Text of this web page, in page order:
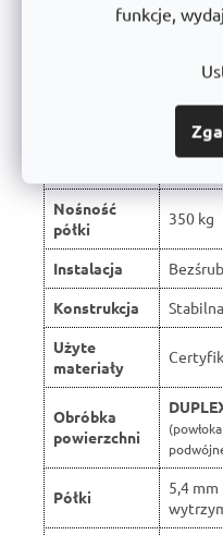
funkcje,
Porównanie z
W
Nośność
półki
350 kg
Instalacja
Konstrukcja
Użyte
materiały
Obróbka
powierzchni
Półki
5,4 mm